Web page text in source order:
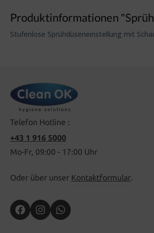
Produktinformationen
Stufenlose Sprühdüseneinstellung mit
Telefon Hotline :
+43 1 916 5000
Mo-Fr, 09:00 - 17:00 Uhr
Oder über unser Kontaktformular.